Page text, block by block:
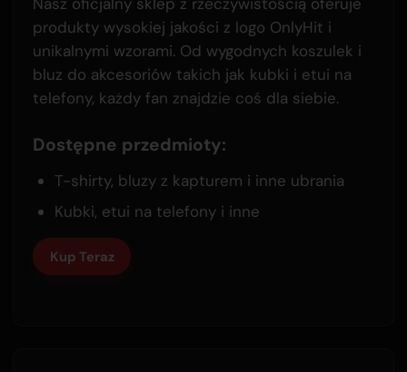
produkty wysokiej jakości z logo OnlyHit i
unikalnymi wzorami. Od wygodnych koszulek i
bluz do akcesoriów takich jak kubki i etui na
telefony, każdy fan znajdzie coś dla siebie.
Dostępne przedmioty:
T-shirty, bluzy z kapturem i inne ubrania
Kubki, etui na telefony i inne
Kup Teraz